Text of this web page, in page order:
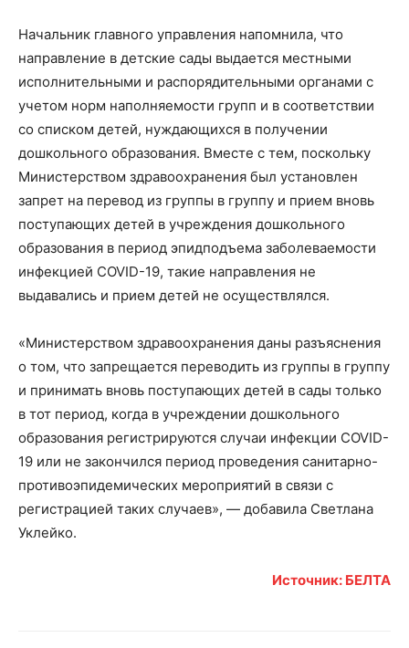
Начальник главного управления напомнила, что
направление в детские сады выдается местными
исполнительными и распорядительными органами с
учетом норм наполняемости групп и в соответствии
со списком детей, нуждающихся в получении
дошкольного образования. Вместе с тем, поскольку
Министерством здравоохранения был установлен
запрет на перевод из группы в группу и прием вновь
поступающих детей в учреждения дошкольного
образования в период эпидподъема заболеваемости
инфекцией COVID-19, такие направления не
выдавались и прием детей не осуществлялся.
«Министерством здравоохранения даны разъяснения
о том, что запрещается переводить из группы в группу
и принимать вновь поступающих детей в сады только
в тот период, когда в учреждении дошкольного
образования регистрируются случаи инфекции COVID-
19 или не закончился период проведения санитарно-
противоэпидемических мероприятий в связи с
регистрацией таких случаев», — добавила Светлана
Уклейко.
Источник: БЕЛТА